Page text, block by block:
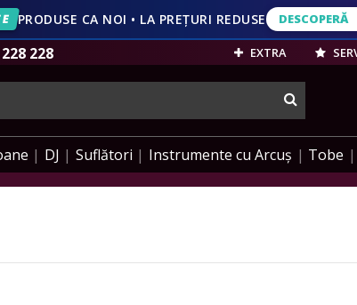
VEZI
PRODUSE CA NOI • LA PREȚURI REDUSE DESCOPERĂ
DESCOPERĂ
228 EXTRA
DJ Suflători Instrumente cu Arcuș Tobe